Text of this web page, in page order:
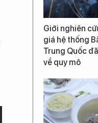
Giới nghiên
giá hệ thống
Trung Quốc
về quy mô